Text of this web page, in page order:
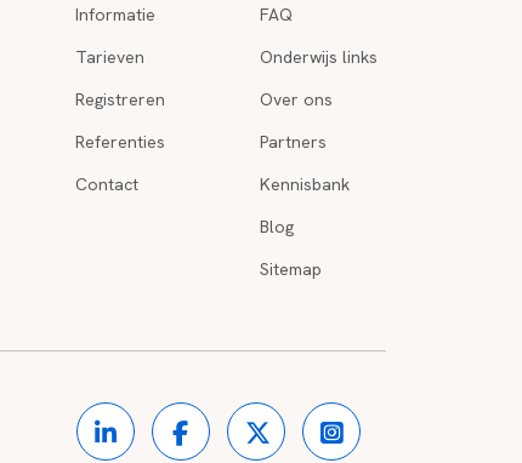
Informatie
Tarieven
Registreren
Referenties
Contact
FAQ
Onderwijs links
Over ons
Partners
Kennisbank
Blog
Sitemap